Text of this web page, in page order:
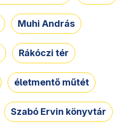
Muhi András
Rákóczi tér
életmentő műtét
Szabó Ervin könyvtár